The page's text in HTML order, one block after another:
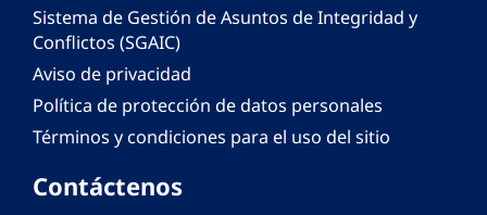
Sistema de Gestión de Asuntos de Integridad y
Conflictos (SGAIC)
Aviso de privacidad
Política de protección de datos personales
Términos y condiciones para el uso del sitio
Contáctenos